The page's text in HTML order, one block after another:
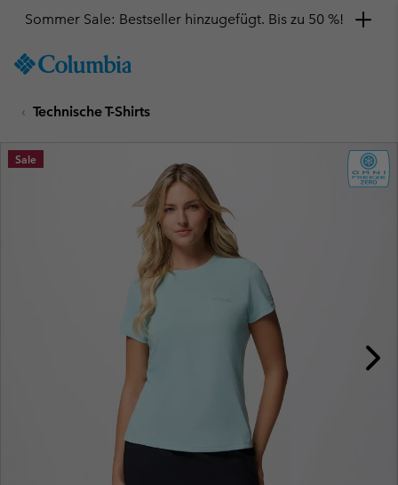
TO
SKIP
MAIN
NAV
Sommer Sale: Bestseller hinzugefügt. Bis zu 50 %!
Technische T-Shirts
Sale